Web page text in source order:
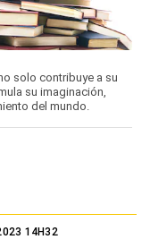
solo contribuye a su
su imaginación,
del mundo.
14H32